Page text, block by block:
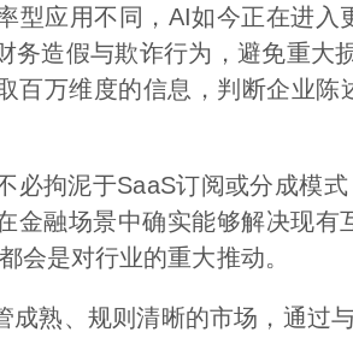
应用不同，AI如今正在进入
务造假与欺诈行为，避免重大
百万维度的信息，判断企业
泥于SaaS订阅或分成模式
金融场景中确实能够解决现
会是对行业的重大推动。
熟、规则清晰的市场，通过